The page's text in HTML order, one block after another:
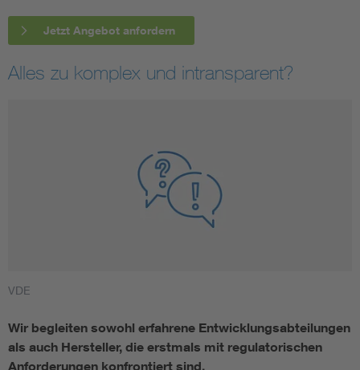
Jetzt Angebot anfordern
Alles zu komplex und intransparent?
VDE
Wir begleiten sowohl erfahrene Entwicklungsabteilungen
als auch Hersteller, die erstmals mit regulatorischen
Anforderungen konfrontiert sind.